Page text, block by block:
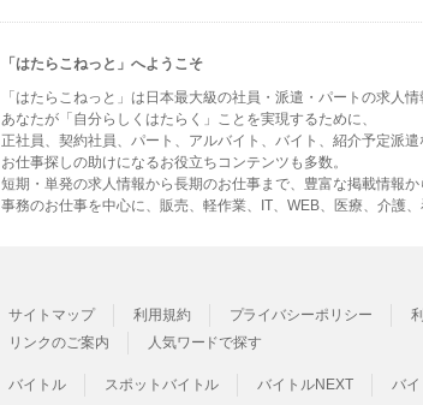
「はたらこねっと」へようこそ
「はたらこねっと」は日本最大級の社員・派遣・パートの求人情
あなたが「自分らしくはたらく」ことを実現するために、
正社員、契約社員、パート、アルバイト、バイト、紹介予定派
お仕事探しの助けになるお役立ちコンテンツも多数。
短期・単発の求人情報から長期のお仕事まで、豊富な掲載情報
事務のお仕事を中心に、販売、軽作業、IT、WEB、医療、介護
サイトマップ 利用規約 プライバシーポリシー
リンクのご案内
人気ワードで探す
バイトル スポットバイトル バイトルNEXT バ